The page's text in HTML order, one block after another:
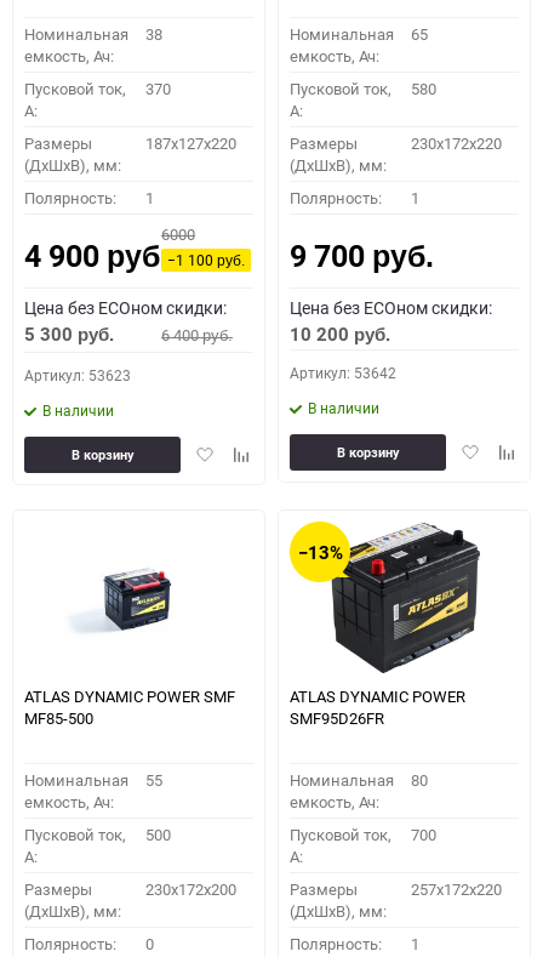
Номинальная
емкость, Ач:
38
Пусковой ток,
A:
370
Размеры
(ДхШхВ), мм:
187x127x220
Полярность: 1
4 900 руб.
6000
−1 100руб.
Цена без ECOном скидки:
5 300 руб. 6 400руб.
Артикул: 53623
В наличии
ДобавитьДобавить
В корзину
Номинальная
емкость, Ач:
65
Пусковой ток,
A:
580
Размеры
(ДхШхВ), мм:
230x172x220
Полярность: 1
9 700 руб.
Цена без ECOном скидки:
10 200 руб.
Артикул: 53642
В наличии
Добавить
В корзину
ATLAS DYNAMIC POWER SMF
MF85-500
Номинальная
емкость, Ач:
55
Пусковой ток,
A:
500
Размеры
(ДхШхВ), мм:
230x172x200
Полярность: 0
−13%
ATLAS DYNAMIC POWER
SMF95D26FR
Номинальная
емкость, Ач:
80
Пусковой ток,
A:
700
Размеры
(ДхШхВ), мм:
257x172x220
Полярность: 1